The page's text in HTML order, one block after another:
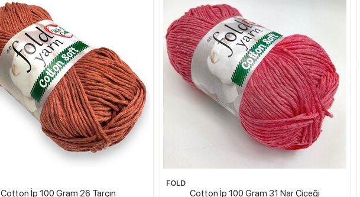
Cotton İp 100 Gram 26 Tarçın
FOLD
Cotton İp 100 Gram 31 Nar Çiçeği